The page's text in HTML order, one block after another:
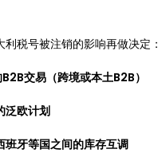
税号被注销的影响再做决定：
交易（跨境或本土B2B）
泛欧计划
牙等国之间的库存互调